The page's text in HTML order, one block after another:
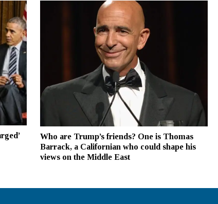
Who are Trump’s friends? One is Thomas
Barrack, a Californian who could shape his
views on the Middle East